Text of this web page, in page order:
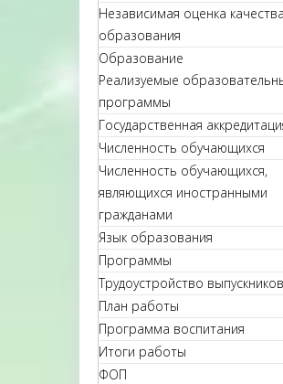
Независимая оценка качества
образования
Образование
Реализуемые
программы
Государственная
Численность обучающихся
Численность обучающихся,
являющихся иностранными
гражданами
Язык образования
Программы
Трудоустройство выпускников
План работы
Программа воспитания
Итоги работы
ФОП